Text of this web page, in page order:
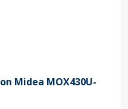
Midea MOX430U-